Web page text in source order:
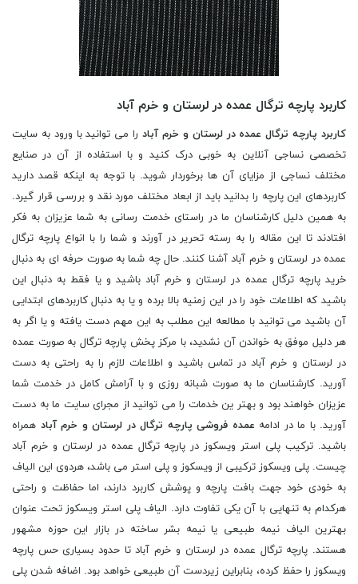
کاربرد پارچه ترگال عمده در لرستان و خرم آباد
کاربرد پارچه ترگال عمده در لرستان و خرم آباد را می توانید با ورود به سایت
تخصصی نساجی آنلاین به خوبی درک کنید و با استفاده از آن در صنایع
مختلف نساجی از مزایای آن ها برخوردار شوید. با توجه به اینکه قصد دارید
کاربردهای این پارچه را بدانید باید از ابعاد مختلف مورد نقد و بررسی قرار گیرد.
به همین دلیل کارشناسان ما در راستای خدمت رسانی به شما عزیزان به فکر
افتادند تا این مقاله را به رسته تحریر در آورند و شما را با انواع پارچه ترگال
عمده در لرستان و خرم آباد آشنا کنند. حال چه شما به صورت حرفه ای به دنبال
خرید پارچه ترگال عمده در لرستان و خرم آباد باشید و یا فقط به دنبال این
باشید که اطلاعات خود را در این زمنیه بالا برده و یا به دنبال کاربردهای ابتدایی
آن باشید می توانید با مطالعه این مطلب به این مهم دست یافته و یا اگر به
هر دلیل موفق به خواندن آن نشدید، با مرکز پخش پارچه ترگال به صورت عمده
در لرستان و خرم آباد در تماس باشید و اطلاعات لازم را به راحتی به دست
آورید. کارشناسان ما به صورت شبانه روزی و با آرامش کامل در خدمت شما
عزیزان خواهند بود و بهتر ین خدمات را می توانید از مجرای سایت ما به دست
آورید. با ما در ادامه عمده فروشی پارچه ترگال در لرستان و خرم آباد همراه
باشید. ترکیب پلی استر ویسکوز در پارچه ترگال عمده در لرستان و خرم آباد
چیست. پلی ویسکوز ترکیبی از ویسکوز و پلی استر می باشد، هردوی این الیاف
به خودی خود جهت بافت پارچه و پوشش کاربرد دارند، اما حفاظت و راحتی
هرکدام به تنهایی با آن یکی تفاوت دارد. الیاف پلی استر ویسکوز تحت عنوان
بهترین الیاف نیمه طبیعی یا نیمه بشر ساخته در بازار این حوزه مشهور
هستند. پارچه ترگال عمده در لرستان و خرم آباد تا حدود بسیاری حس پارچه
ویسکوز را حفظ کرده، بنابراین زیردست آن طبیعی خواهد بود. اضافه شدن پلی